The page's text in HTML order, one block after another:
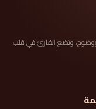
ووضوح، وتضع القارئ في قلب